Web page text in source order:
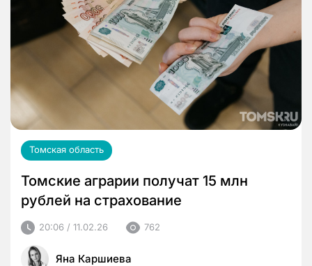
Томская область
Томские аграрии получат 15 млн
рублей на страхование
20:06 / 11.02.26 762
Яна Каршиева